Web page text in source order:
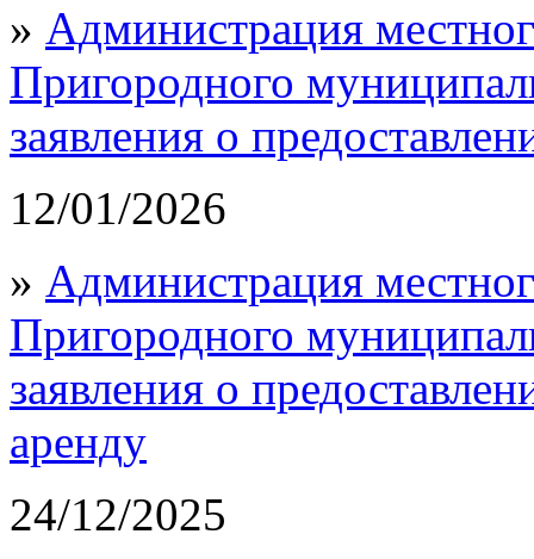
» Администрация
Пригородного
заявления о
12/01/2026
» Администрация
Пригородного
заявления о
аренду
24/12/2025